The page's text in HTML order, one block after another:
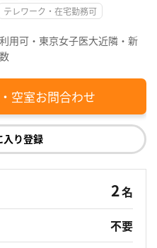
テレワーク・在宅勤務可
用可・東京女子医大近隣・新
空室お問合わせ
入り登録
2名
不要